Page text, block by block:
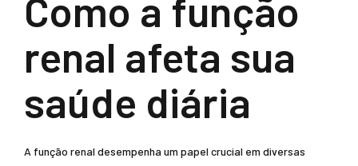
Como a função
renal afeta sua
saúde diária
A função renal desempenha um papel crucial em diversas